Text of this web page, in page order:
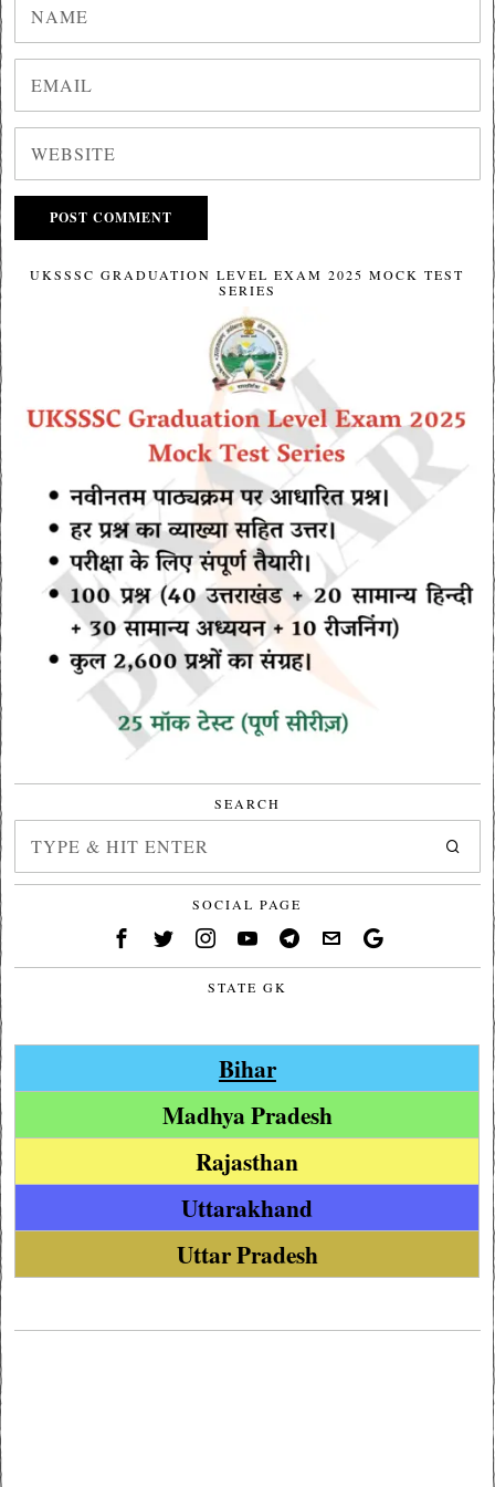
UKSSSC GRADUATION LEVEL EXAM 2025 MOCK TEST
SERIES
SEARCH
SOCIAL PAGE
STATE GK
Bihar
Madhya Pradesh
Rajasthan
Uttarakhand
Uttar Pradesh